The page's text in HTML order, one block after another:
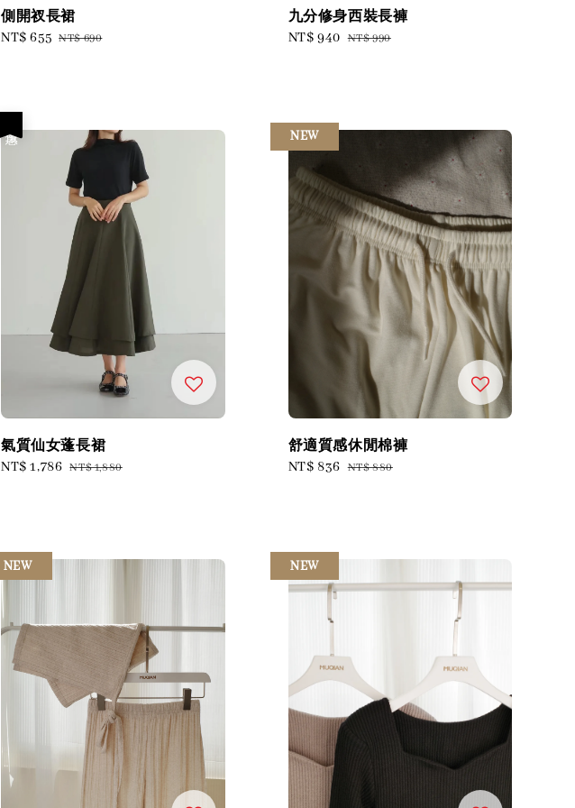
側開衩長裙
Sale
NT$ 655 Regular
NT$ 690
九分修身西裝長褲
Sale
NT$ 940 Regular
NT$ 990
氣質仙女蓬長裙
Sale
NT$ 1,786 Regular
NT$ 1,880
NEW
舒適質感休閒棉褲
Sale
NT$ 836 Regular
NT$ 880
NEW NEW